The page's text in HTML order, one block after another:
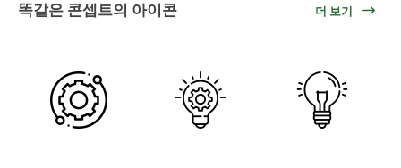
똑같은 콘셉트의 아이콘 더 보기